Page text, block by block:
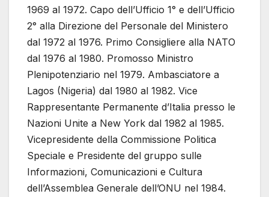
1969 al 1972. Capo dell’Ufficio 1° e dell’Ufficio
2° alla Direzione del Personale del Ministero
dal 1972 al 1976. Primo Consigliere alla NATO
dal 1976 al 1980. Promosso Ministro
Plenipotenziario nel 1979. Ambasciatore a
Lagos (Nigeria) dal 1980 al 1982. Vice
Rappresentante Permanente d’Italia presso le
Nazioni Unite a New York dal 1982 al 1985.
Vicepresidente della Commissione Politica
Speciale e Presidente del gruppo sulle
Informazioni, Comunicazioni e Cultura
dell’Assemblea Generale dell’ONU nel 1984.